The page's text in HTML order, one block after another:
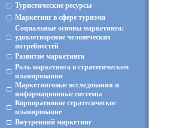
Туристические ресурсы
Маркетинг в сфере туризма
Социальные основы маркетинга:
удовлетворение человеческих
потребностей
Развитие маркетинга
Роль маркетинга в стратегическом
планировании
Маркетинговые исследования и
информационные системы
Корпоративное стратегическое
планирование
Внутренний маркетинг